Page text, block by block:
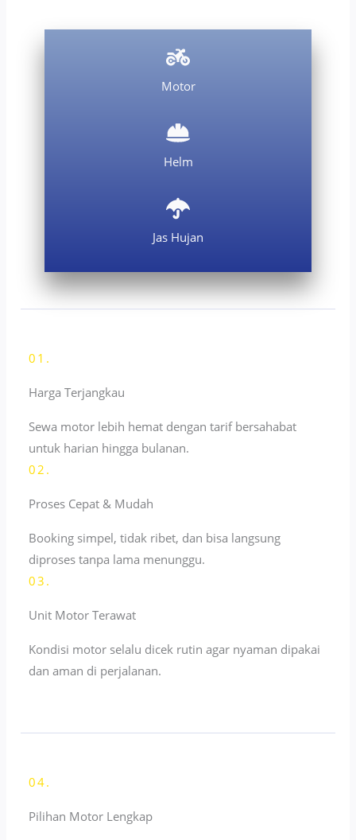
Motor
Helm
Jas Hujan
01.
Harga Terjangkau
Sewa motor lebih hemat dengan tarif bersahabat
untuk harian hingga bulanan.
02.
Proses Cepat & Mudah
Booking simpel, tidak ribet, dan bisa langsung
diproses tanpa lama menunggu.
03.
Unit Motor Terawat
Kondisi motor selalu dicek rutin agar nyaman dipakai
dan aman di perjalanan.
04.
Pilihan Motor Lengkap